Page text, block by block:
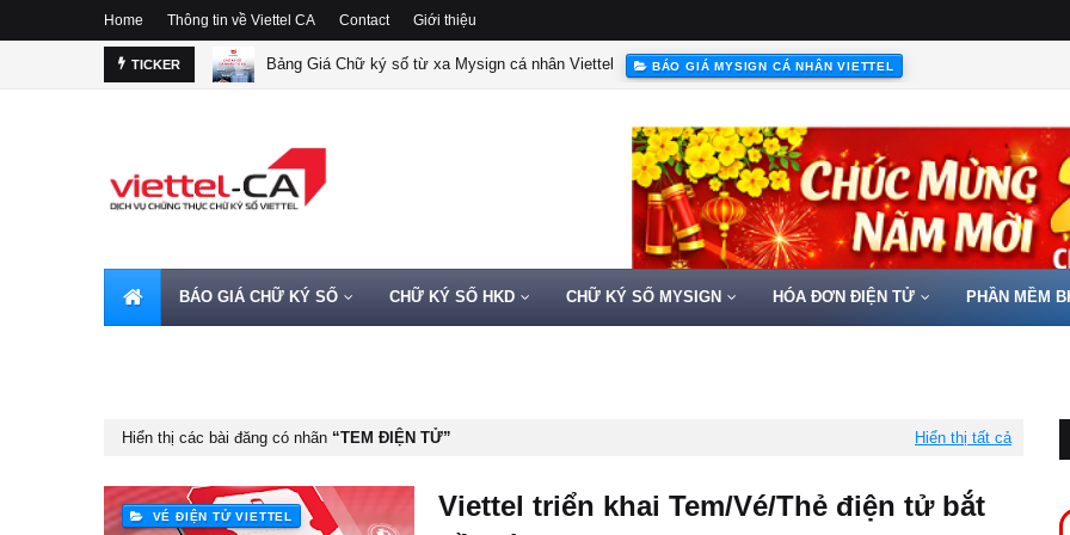
Home Thông tin về Viettel CA Contact Giới thiệu
TICKER Bảng Giá Chữ ký số từ xa Mysign cá nhân Viettel BÁO GIÁ MYSIGN CÁ NHÂN VIETTEL
BÁO GIÁ CHỮ KÝ SỐ CHỮ KÝ SỐ HKD CHỮ KÝ SỐ MYSIGN HÓA ĐƠN ĐIỆN TỬ PHẦN MỀM
Hiển thị các bài đăng có nhãn TEM ĐIỆN TỬ Hiển thị tất cả
VÉ ĐIỆN TỬ VIETTEL
Viettel triển khai Tem/Vé/Thẻ điện tử bắt